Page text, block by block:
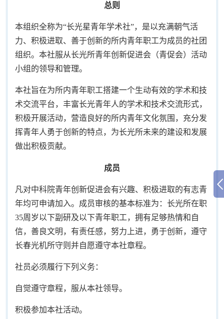
总则
本组织全称为“长光星青年学术社”，是以充满朝气活
力、积极进取、善于创新的所内青年职工为成员的社团
组织。本社服从长光所青年创新促进会（青促会）活动
小组的领导和管理。
本社旨在为所内青年职工搭建一个生动有效的学术和技
术交流平台，丰富长光青年人的学术和技术交流形式，
积极开展活动，营造良好的所内青年文化氛围，充分发
挥青年人勇于创新的特点，为长光所未来的建设和发展
做出积极贡献。
成员
凡对中科院青年创新促进会有兴趣、积极进取的有志青
年均可申请加入。成员审核的基本标准为：长光所在职
35周岁以下副研及以下青年职工，拥有足够热情和自
信，善良文明，有责任感，努力上进，勇于创新，遵守
长春光机所守则并自愿遵守本社章程。
社员必须履行下列义务：
自觉遵守章程，服从本社领导。
积极参加本社活动。